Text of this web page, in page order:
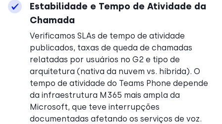
Estabilidade e Tempo de Atividade da
Chamada
Verificamos SLAs de tempo de atividade
publicados, taxas de queda de chamadas
relatadas por usuários no G2 e tipo de
arquitetura (nativa da nuvem vs. híbrida). O
tempo de atividade do Teams Phone depende
da infraestrutura M365 mais ampla da
Microsoft, que teve interrupções
documentadas afetando os serviços de voz.